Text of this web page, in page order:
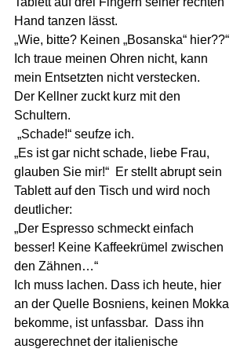
Hand tanzen lässt.
„Wie, bitte? Keinen „Bosanska“ hier??“
Ich traue meinen Ohren nicht, kann
mein Entsetzten nicht verstecken.
Der Kellner zuckt kurz mit den
Schultern.
„Schade!“ seufze ich.
„Es ist gar nicht schade, liebe Frau,
glauben Sie mir!“  Er stellt abrupt sein
Tablett auf den Tisch und wird noch
deutlicher:
„Der Espresso schmeckt einfach
besser! Keine Kaffeekrümel zwischen
den Zähnen…“
Ich muss lachen. Dass ich heute, hier
an der Quelle Bosniens, keinen Mokka
bekomme, ist unfassbar.  Dass ihn
ausgerechnet der italienische